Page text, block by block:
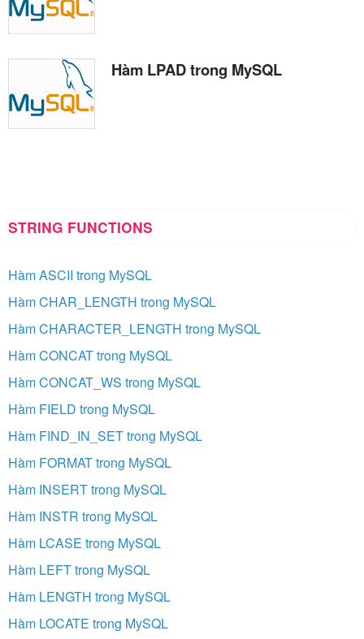
Hàm LPAD trong MySQL
STRING FUNCTIONS
Hàm ASCII trong MySQL
Hàm CHAR_LENGTH trong MySQL
Hàm CHARACTER_LENGTH trong MySQL
Hàm CONCAT trong MySQL
Hàm CONCAT_WS trong MySQL
Hàm FIELD trong MySQL
Hàm FIND_IN_SET trong MySQL
Hàm FORMAT trong MySQL
Hàm INSERT trong MySQL
Hàm INSTR trong MySQL
Hàm LCASE trong MySQL
Hàm LEFT trong MySQL
Hàm LENGTH trong MySQL
Hàm LOCATE trong MySQL